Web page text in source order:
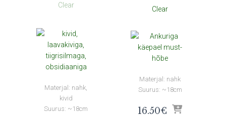
Clear
Clear
Materjal: nahk,
kivid
Suurus: ~18cm
Materjal: nahk
Suurus: ~18cm
16.50€